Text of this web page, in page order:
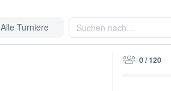
Alle Turniere
0 / 120